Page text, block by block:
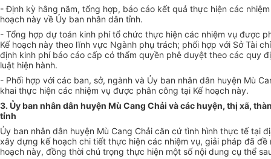
- Định kỳ hằng năm, tổng hợp, báo cáo kết quả thực hiện các nhiệm
hoạch này về Ủy ban nhân dân tỉnh.
- Tổng hợp dự toán kinh phí tổ chức thực hiện các nhiệm vụ được
Kế hoạch này theo lĩnh vực Ngành phụ trách; phối hợp với Sở Tài
định kinh phí báo cáo cấp có thẩm quyền phê duyệt theo các quy
luật hiện hành.
- Phối hợp với các ban, sở, ngành và Ủy ban nhân dân huyện Mù
khai thực hiện các nhiệm vụ được phân công tại Kế hoạch này.
3. Ủy ban nhân dân huyện Mù Cang Chải và các huyện, thị xã,
tỉnh
Ủy ban nhân dân huyện Mù Cang Chải căn cứ tình hình thực tếtại
xây dựng kế hoạch chi tiết thực hiện các nhiệm vụ, giải pháp đã đề
hoạch này, đồng thời chú trọng thực hiện một số nội dung cụ thể